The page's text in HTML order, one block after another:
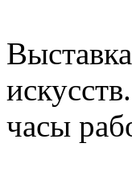
часы